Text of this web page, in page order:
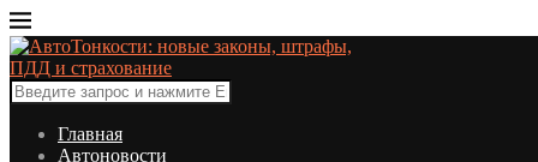
Главная
Автоновости